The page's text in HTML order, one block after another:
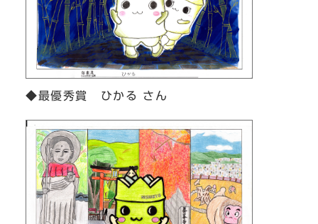
◆最優秀賞 ひかる さん